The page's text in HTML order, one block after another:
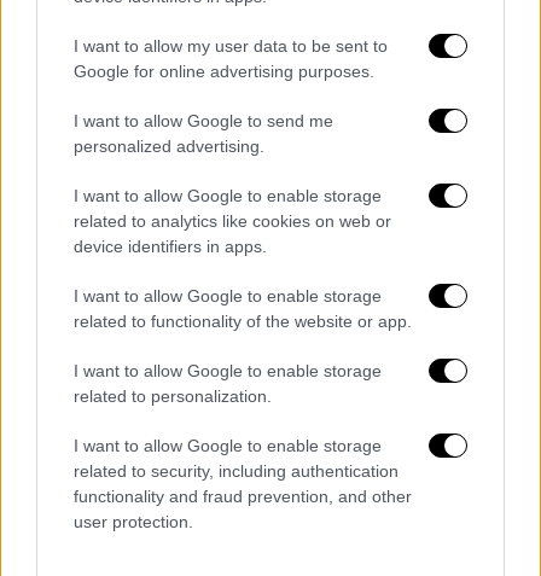
I want to allow my user data to be sent to
Google for online advertising purposes.
I want to allow Google to send me
personalized advertising.
I want to allow Google to enable storage
related to analytics like cookies on web or
device identifiers in apps.
I want to allow Google to enable storage
related to functionality of the website or app.
I want to allow Google to enable storage
related to personalization.
I want to allow Google to enable storage
related to security, including authentication
functionality and fraud prevention, and other
user protection.
«Δεν γνωρίζαμε ότι χρειάζεται άδεια»
Οι πέντε τουρίστριες δήλωσαν
φωτογράφησηήταν για προσωπική χρήση.
μία απλή φωτογράφηση για προσωπική
χρήση και όχι για εμπορικούς σκοπούς
θέλαμε να βλάψουμε ή να προσβάλουμε
κανέναν», είπαν χαρακτηριστικά.
Προσεχώς θα παρουσιαστεί